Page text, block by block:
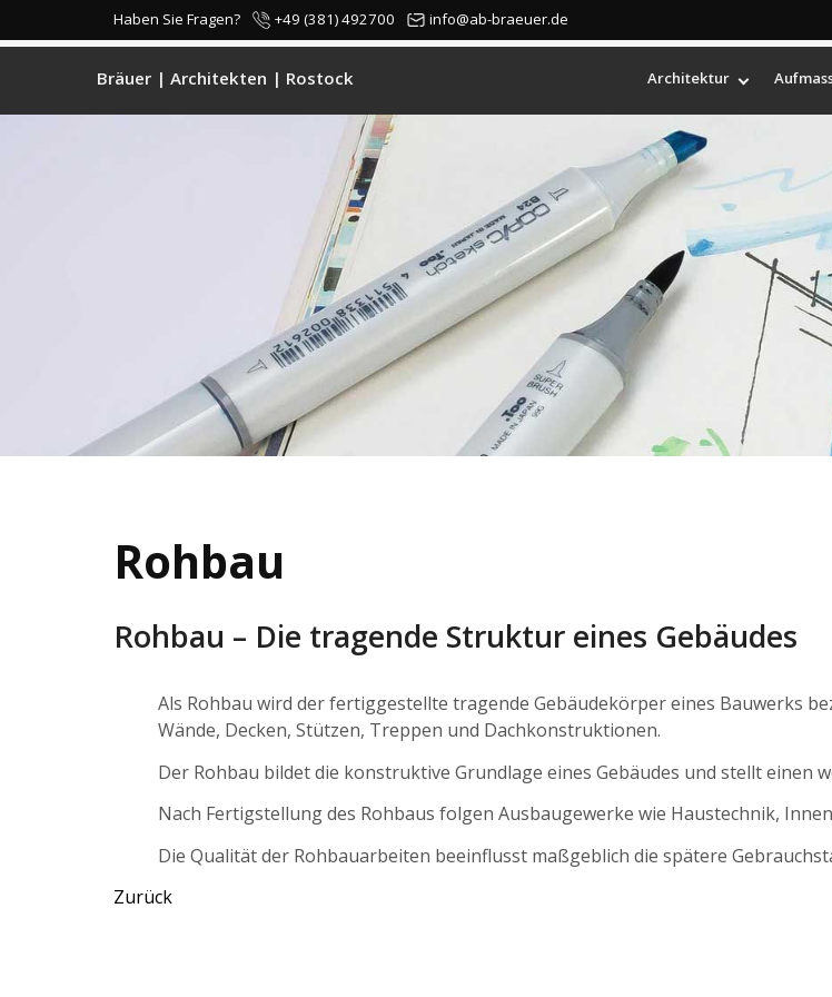
Haben Sie Fragen? +49 (381) 492700 info@ab-braeuer.de
Bräuer | Architekten | Rostock Architektur
Rohbau
Rohbau – Die tragende Struktur eines Gebäudes
Als Rohbau wird der fertiggestellte tragende Gebäudekörper eines Bauwerks
Wände, Decken, Stützen, Treppen und Dachkonstruktionen.
Der Rohbau bildet die konstruktive Grundlage eines Gebäudes und stellt einen
Nach Fertigstellung des Rohbaus folgen Ausbaugewerke wie Haustechnik,
Die Qualität der Rohbauarbeiten beeinflusst maßgeblich die spätere
Zurück